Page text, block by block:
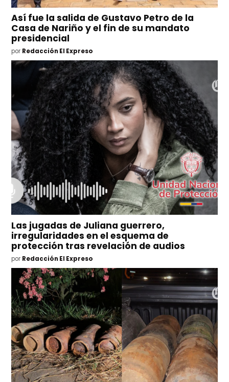
Así fue la salida de Gustavo Petro de la
Casa de Nariño y el fin de su mandato
presidencial
por Redacción El Expreso
Las jugadas de Juliana guerrero,
irregularidades en el esquema de
protección tras revelación de audios
por Redacción El Expreso